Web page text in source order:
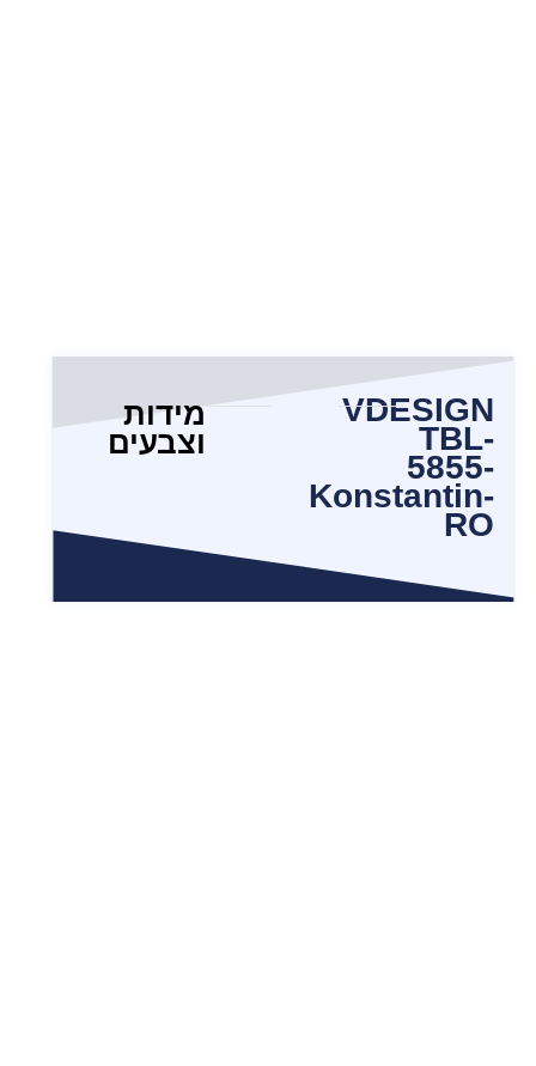
VDESIGN
TBL-
5855-
Konstantin-
RO
מידות
וצבעים